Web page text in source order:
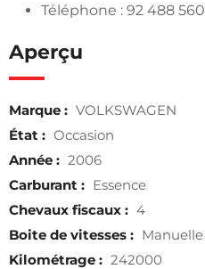
Téléphone : 92 488 560
Aperçu
Marque : VOLKSWAGEN
État : Occasion
Année : 2006
Carburant : Essence
Chevaux fiscaux : 4
Boite de vitesses : Manuelle
Kilométrage : 242000